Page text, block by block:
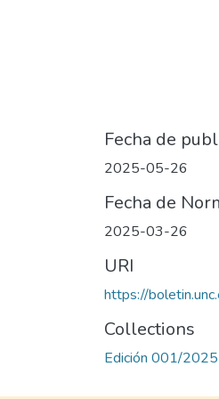
Fecha de
2025-05-26
Fecha de
2025-03-26
URI
https://
Collections
Edición 001/